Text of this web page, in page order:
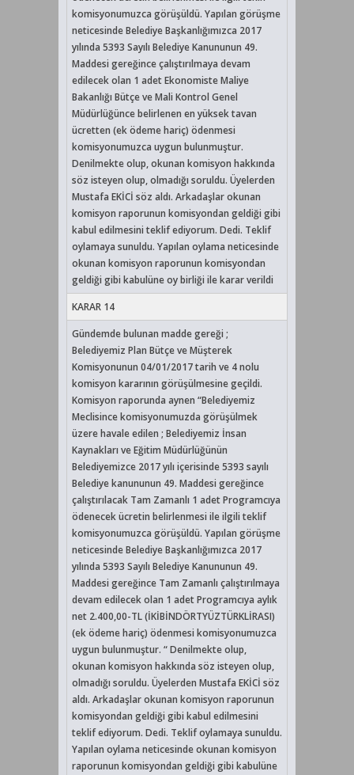
komisyonumuzca görüşüldü. Yapılan görüşme
neticesinde Belediye Başkanlığımızca 2017
yılında 5393 Sayılı Belediye Kanununun 49.
Maddesi gereğince çalıştırılmaya devam
edilecek olan 1 adet Ekonomiste Maliye
Bakanlığı Bütçe ve Mali Kontrol Genel
Müdürlüğünce belirlenen en yüksek tavan
ücretten (ek ödeme hariç) ödenmesi
komisyonumuzca uygun bulunmuştur.
Denilmekte olup, okunan komisyon hakkında
söz isteyen olup, olmadığı soruldu. Üyelerden
Mustafa EKİCİ söz aldı. Arkadaşlar okunan
komisyon raporunun komisyondan geldiği gibi
kabul edilmesini teklif ediyorum. Dedi. Teklif
oylamaya sunuldu. Yapılan oylama neticesinde
okunan komisyon raporunun komisyondan
geldiği gibi kabulüne oy birliği ile karar verildi
KARAR 14
Gündemde bulunan madde gereği ;
Belediyemiz Plan Bütçe ve Müşterek
Komisyonunun 04/01/2017 tarih ve 4 nolu
komisyon kararının görüşülmesine geçildi.
Komisyon raporunda aynen “Belediyemiz
Meclisince komisyonumuzda görüşülmek
üzere havale edilen ; Belediyemiz İnsan
Kaynakları ve Eğitim Müdürlüğünün
Belediyemizce 2017 yılı içerisinde 5393 sayılı
Belediye kanununun 49. Maddesi gereğince
çalıştırılacak Tam Zamanlı 1 adet Programcıya
ödenecek ücretin belirlenmesi ile ilgili teklif
komisyonumuzca görüşüldü. Yapılan görüşme
neticesinde Belediye Başkanlığımızca 2017
yılında 5393 Sayılı Belediye Kanununun 49.
Maddesi gereğince Tam Zamanlı çalıştırılmaya
devam edilecek olan 1 adet Programcıya aylık
net 2.400,00-TL (İKİBİNDÖRTYÜZTÜRKLİRASI)
(ek ödeme hariç) ödenmesi komisyonumuzca
uygun bulunmuştur. “ Denilmekte olup,
okunan komisyon hakkında söz isteyen olup,
olmadığı soruldu. Üyelerden Mustafa EKİCİ söz
aldı. Arkadaşlar okunan komisyon raporunun
komisyondan geldiği gibi kabul edilmesini
teklif ediyorum. Dedi. Teklif oylamaya sunuldu.
Yapılan oylama neticesinde okunan komisyon
raporunun komisyondan geldiği gibi kabulüne